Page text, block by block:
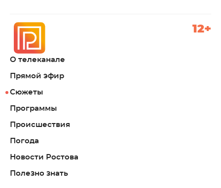
О телеканале
Прямой эфир
Сюжеты
Программы
Происшествия
Погода
Новости Ростова
Полезно знать
12+